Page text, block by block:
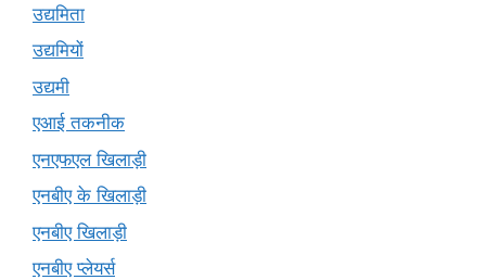
उद्यमिता
उद्यमियों
उद्यमी
एआई तकनीक
एनएफएल खिलाड़ी
एनबीए के खिलाड़ी
एनबीए खिलाड़ी
एनबीए प्लेयर्स